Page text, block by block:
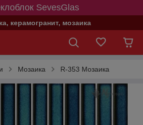
SevesGlas
керамогранит, мозаика
Мозаика R-353 Мозаика